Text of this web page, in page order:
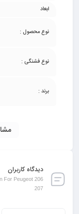
ابعاد
نوع محصول :
نوع فشنگی :
برند :
دیدگاه کاربران
For Peugeot 206
207